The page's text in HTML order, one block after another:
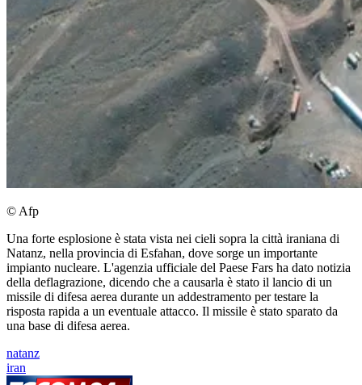
© Afp
Una forte esplosione è stata vista nei cieli sopra la città iraniana di
Natanz, nella provincia di Esfahan, dove sorge un importante
impianto nucleare. L'agenzia ufficiale del Paese Fars ha dato notizia
della deflagrazione, dicendo che a causarla è stato il lancio di un
missile di difesa aerea durante un addestramento per testare la
risposta rapida a un eventuale attacco. Il missile è stato sparato da
una base di difesa aerea.
natanz
iran